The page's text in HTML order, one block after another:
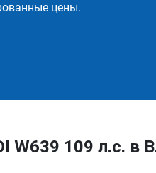
цены.
W639 109 л.с. в